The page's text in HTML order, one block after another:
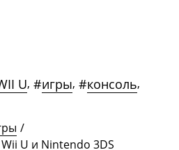
U, #игры, #консоль,
/
U и Nintendo 3DS